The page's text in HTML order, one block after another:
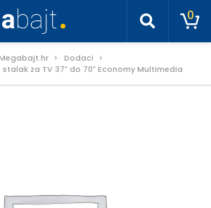
0
Megabajt.hr
Dodaci
stalak za TV 37″ do 70″ Economy Multimedia